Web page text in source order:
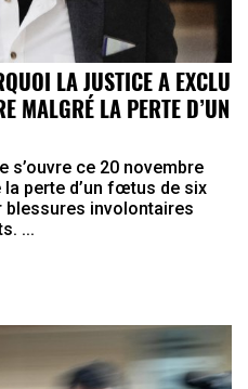
LA JUSTICE A EXCLU
MALGRÉ LA PERTE D’UN
s’ouvre ce 20 novembre
la perte d’un fœtus de six
blessures involontaires
...